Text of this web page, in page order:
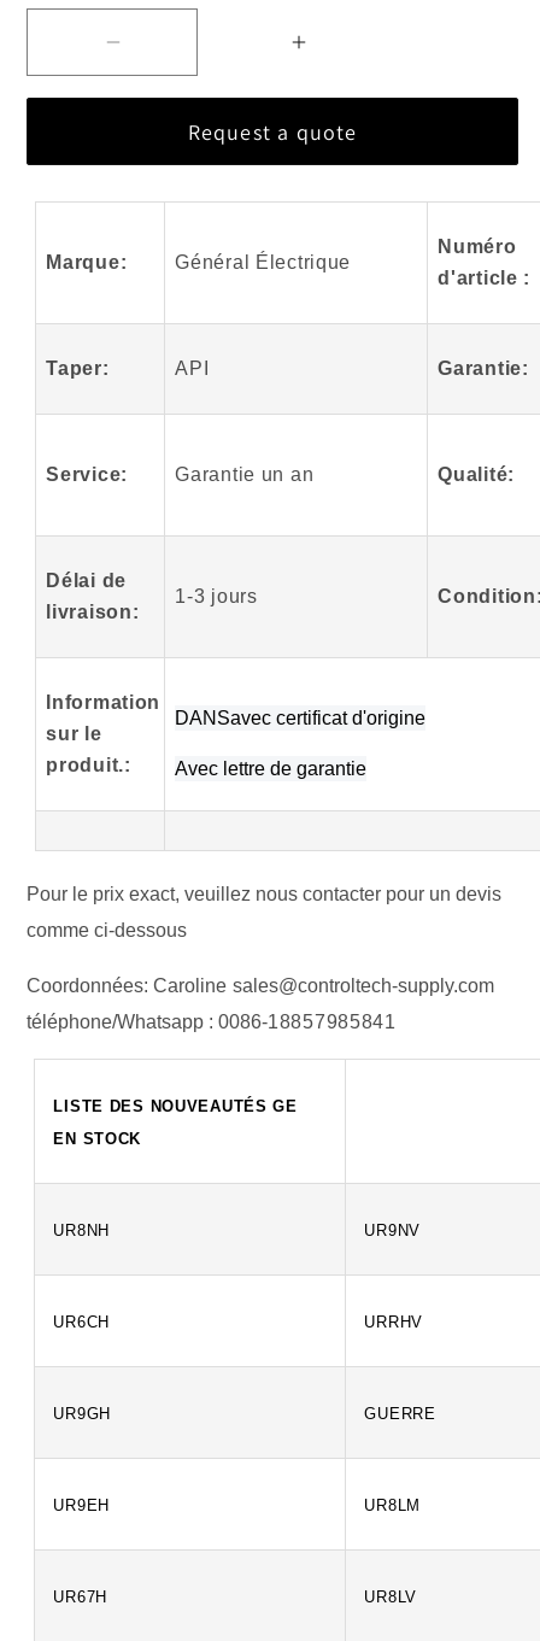
quantité
meilleur
GE
Augmenter
quantité
pour
meilleur
GE
Request a quote
Marque: Général Électrique
Numéro
d'article :
Taper: API Garantie:
Service: Garantie un an Qualité:
Délai de
livraison:
1-3 jours
Information
sur le
produit.:
DANSavec certificat d'origine
Avec lettre de garantie
Pour le prix exact, veuillez nous contacter pour un devis
comme ci-dessous
Coordonnées: Caroline sales@controltech-supply.com
téléphone/Whatsapp : 0086-18857985841
LISTE DES NOUVEAUTÉS GE
EN STOCK
UR8NH UR9NV
UR6CH URRHV
UR9GH GUERRE
UR9EH UR8LM
UR67H UR8LV